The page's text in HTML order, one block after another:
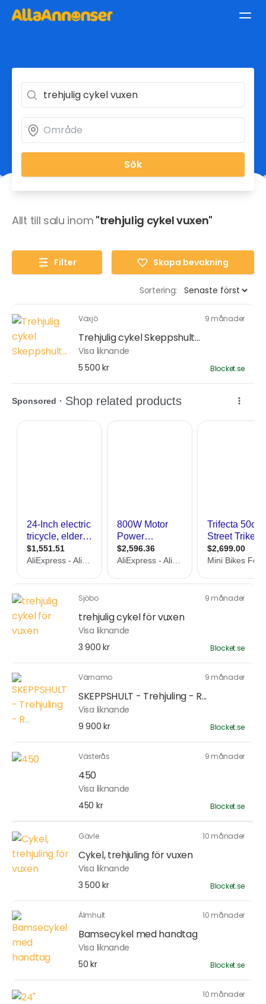
Sök
Allt till salu inom "trehjulig cykel vuxen"
Filter Skapa bevakning
Sortering:
Växjö 9 månader
Trehjulig cykel Skeppshult...
Visa liknande
5 500 kr
Blocket.se
Sjöbo 9 månader
trehjulig cykel för vuxen
Visa liknande
3 900 kr
Blocket.se
Värnamo 9 månader
SKEPPSHULT - Trehjuling - R...
Visa liknande
9 900 kr
Blocket.se
Västerås 9 månader
450
Visa liknande
450 kr
Blocket.se
Gävle 10 månader
Cykel, trehjuling för vuxen
Visa liknande
3 500 kr
Blocket.se
Älmhult 10 månader
Bamsecykel med handtag
Visa liknande
50 kr
Blocket.se
10 månader